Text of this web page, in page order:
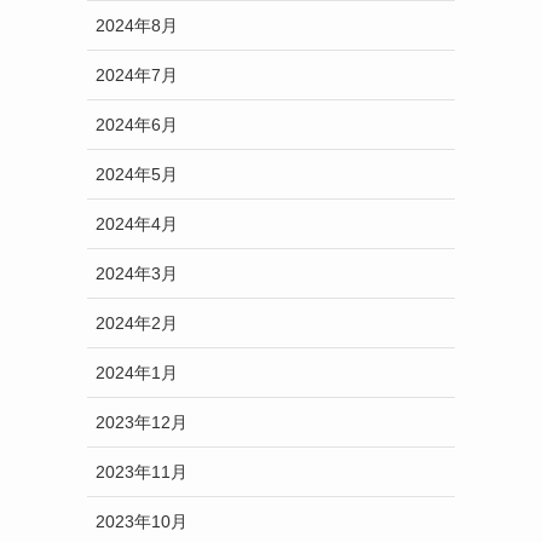
2024年8月
2024年7月
2024年6月
2024年5月
2024年4月
2024年3月
2024年2月
2024年1月
2023年12月
2023年11月
2023年10月